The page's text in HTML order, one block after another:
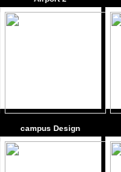
campus Design